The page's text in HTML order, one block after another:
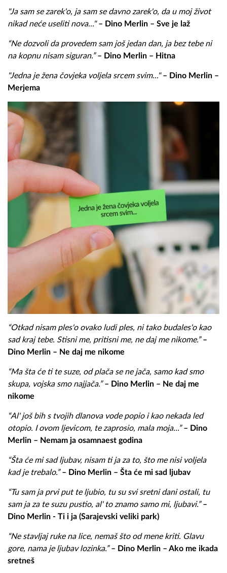
"Ja sam se zarek'o, ja sam se davno zarek'o, da u moj život
nikad neće useliti nova..." – Dino Merlin – Sve je laž
“Ne dozvoli da provedem sam još jedan dan, ja bez tebe ni
na kopnu nisam siguran.”– Dino Merlin – Hitna
"Jedna je žena čovjeka voljela srcem svim..." – Dino Merlin –
Merjema
“Otkad nisam ples'o ovako ludi ples, ni tako budales'o kao
sad kraj tebe. Stisni me, pritisni me, ne daj me nikome.”–
Dino Merlin – Ne daj me nikome
“Ma šta će ti te suze, od plača se ne jača, samo kad smo
skupa, vojska smo najjača.”– Dino Merlin – Ne daj me
nikome
“Al' još bih s tvojih dlanova vode popio i kao nekada led
otopio. I ovom ljevicom, te zaprosio, mala moja...”– Dino
Merlin – Nemam ja osamnaest godina
“Šta će mi sad ljubav, nisam ti ja za to, što me nisi voljela
kad je trebalo.”– Dino Merlin – Šta će mi sad ljubav
“Tu sam ja prvi put te ljubio, tu su svi sretni dani ostali, tu
sam ja za te suzu pustio, al' to znamo samo mi, ljubavi.” –
Dino Merlin - Ti i ja (Sarajevski veliki park)
“Ne stavljaj ruke na lice, nemaš što od mene kriti. Glavu
gore, nama je ljubav lozinka.”– Dino Merlin – Ako me ikada
sretneš